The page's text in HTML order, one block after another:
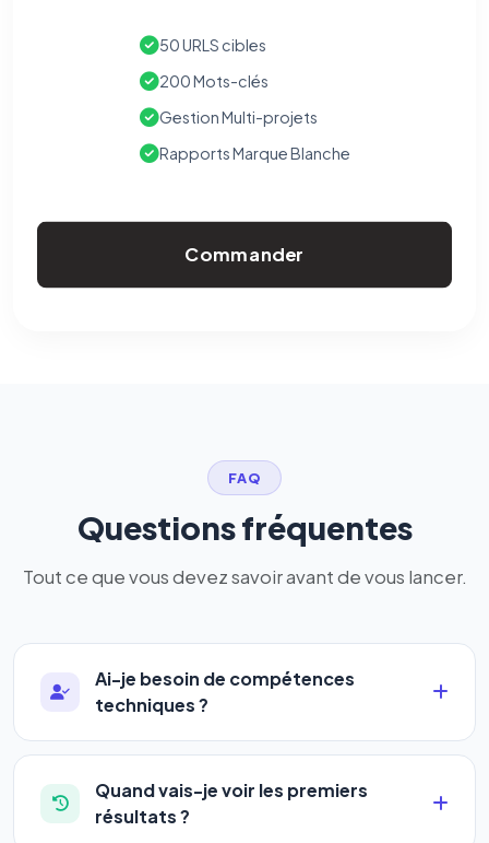
50 URLS cibles
200 Mots-clés
Gestion Multi-projets
Rapports Marque Blanche
Commander
FAQ
Questions fréquentes
Tout ce que vous devez savoir avant de vous lancer.
Ai-je besoin de compétences
techniques ?
Absolument pas. Notre logiciel a été conçu pour
être accessible àtous les profils: artisans,
commerçants, auto-entrepreneurs, PME ou
Quand vais-je voir les premiers
résultats ?